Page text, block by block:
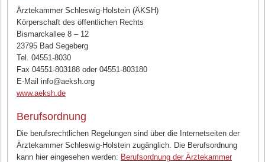
Ärztekammer Schleswig-Holstein (ÄKSH)
Körperschaft des öffentlichen Rechts
Bismarckallee 8 – 12
23795 Bad Segeberg
Tel. 04551-8030
Fax 04551-803188 oder 04551-803180
E-Mail info@aeksh.org
www.aeksh.de
Berufsordnung
Die berufsrechtlichen Regelungen sind über die Internetseiten der
Ärztekammer Schleswig-Holstein zugänglich. Die Berufsordnung
kann hier eingesehen werden: Berufsordnung der Ärztekammer